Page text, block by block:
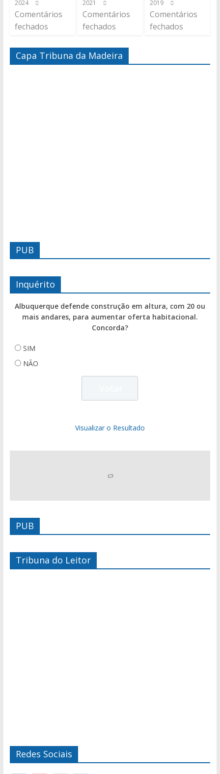
2024
Comentários
fechados
2021
Comentários
fechados
2019
Comentários
fechados
Capa Tribuna da Madeira
PUB
Inquérito
Albuquerque defende construção em altura, com 20 ou
mais andares, para aumentar oferta habitacional.
Concorda?
SIM
NÃO
Visualizar o Resultado
PUB
Tribuna do Leitor
Redes Sociais